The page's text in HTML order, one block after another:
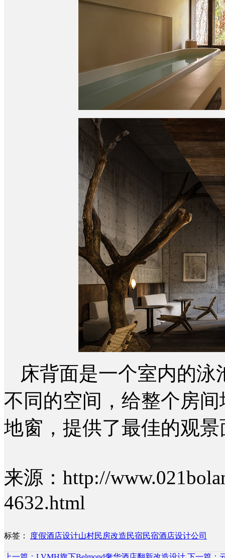
床背面是一个室内的
不同的空间，给整个房
地窗，提供了最佳的观景
来源：http://
4632.html
标签： 度假酒店设计山村民房改造民宿民宿酒店设计公司